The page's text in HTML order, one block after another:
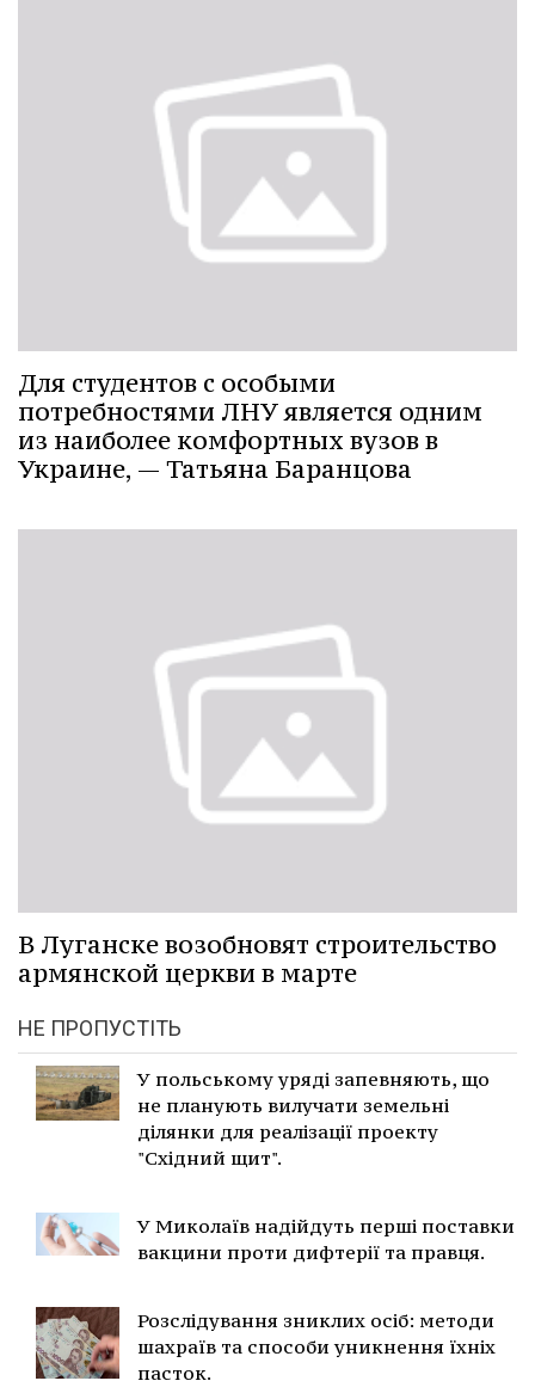
Для студентов с особыми
потребностями ЛНУ является одним
из наиболее комфортных вузов в
Украине, — Татьяна Баранцова
В Луганске возобновят строительство
армянской церкви в марте
НЕ ПРОПУСТІТЬ
У польському уряді запевняють, що
не планують вилучати земельні
ділянки для реалізації проекту
"Східний щит".
У Миколаїв надійдуть перші поставки
вакцини проти дифтерії та правця.
Розслідування зниклих осіб: методи
шахраїв та способи уникнення їхніх
пасток.